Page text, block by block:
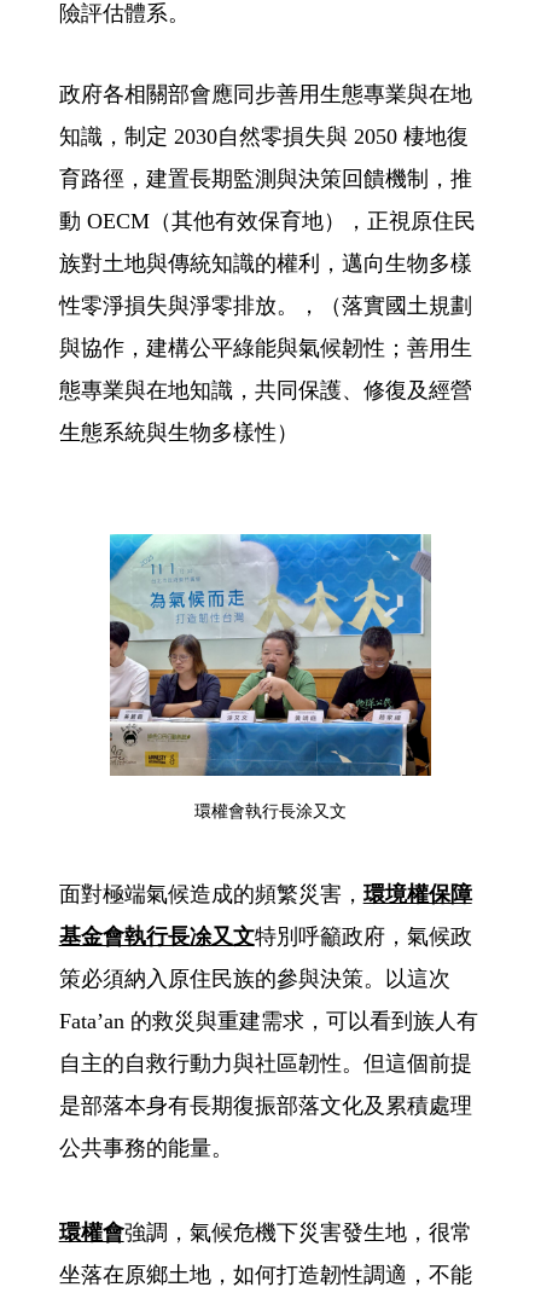
險評估體系。
政府各相關部會應同步善用生態專業與在地
知識，制定 2030自然零損失與 2050 棲地復
育路徑，建置長期監測與決策回饋機制，推
動 OECM（其他有效保育地），正視原住民
族對土地與傳統知識的權利，邁向生物多樣
性零淨損失與淨零排放。，（落實國土規劃
與協作，建構公平綠能與氣候韌性；善用生
態專業與在地知識，共同保護、修復及經營
生態系統與生物多樣性）
環權會執行長涂又文
面對極端氣候造成的頻繁災害， 環境權保障
基金會執行長凃又文特別呼籲政府，氣候政
策必須納入原住民族的參與決策。以這次
Fata’an 的救災與重建需求，可以看到族人有
自主的自救行動力與社區韌性。但這個前提
是部落本身有長期復振部落文化及累積處理
公共事務的能量。
環權會強調，氣候危機下災害發生地，很常
坐落在原鄉土地，如何打造韌性調適，不能